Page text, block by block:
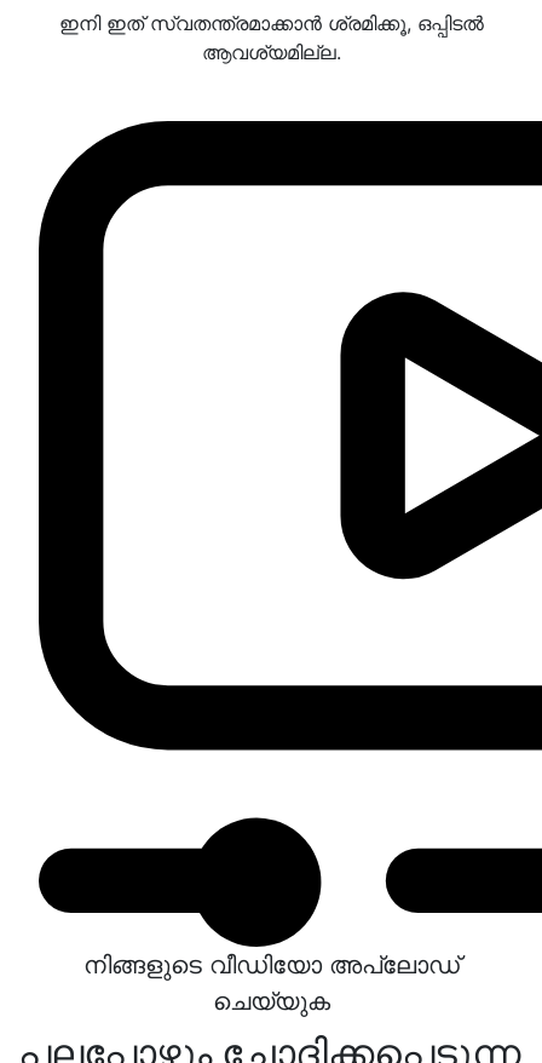
ഇനി ഇത് സ്വതന്ത്രമാക്കാന്‍ ശ്രമിക്കൂ, ഒപ്പിടല്‍
ആവശ്യമില്ല.
നിങ്ങളുടെ വീഡിയോ അപ്‌ലോഡ്
ചെയ്യുക
പലപ്പോഴും ചോദിക്കപ്പെടുന്ന